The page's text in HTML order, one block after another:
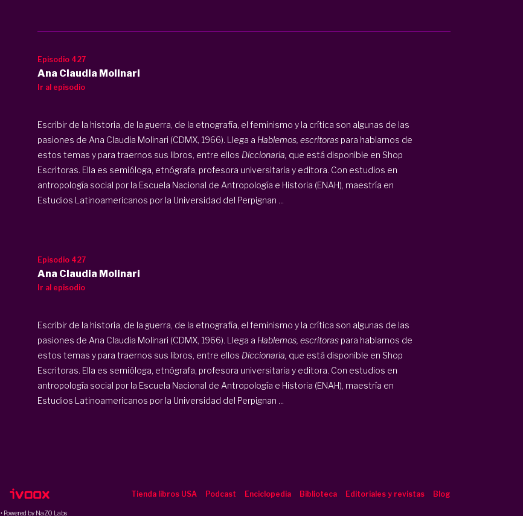
Episodio 427
Ana Claudia Molinari
Ir al episodio
Escribir de la historia, de la guerra, de la etnografía, el feminismo y la crítica son algunas de las
pasiones de Ana Claudia Molinari (CDMX, 1966). Llega a Hablemos, escritoraspara hablarnos de
estos temas y para traernos sus libros, entre ellos Diccionaria, que está disponible en Shop
Escritoras. Ella es semióloga, etnógrafa, profesora universitaria y editora. Con estudios en
antropología social por la Escuela Nacional de Antropología e Historia (ENAH), maestría en
Estudios Latinoamericanos por la Universidad del Perpignan ...
Episodio 427
Ana Claudia Molinari
Ir al episodio
Escribir de la historia, de la guerra, de la etnografía, el feminismo y la crítica son algunas de las
pasiones de Ana Claudia Molinari (CDMX, 1966). Llega a Hablemos, escritoraspara hablarnos de
estos temas y para traernos sus libros, entre ellos Diccionaria, que está disponible en Shop
Escritoras. Ella es semióloga, etnógrafa, profesora universitaria y editora. Con estudios en
antropología social por la Escuela Nacional de Antropología e Historia (ENAH), maestría en
Estudios Latinoamericanos por la Universidad del Perpignan ...
Tienda libros USA Podcast Enciclopedia Biblioteca Editoriales y revistas Blog
• Powered by NaZO Labs